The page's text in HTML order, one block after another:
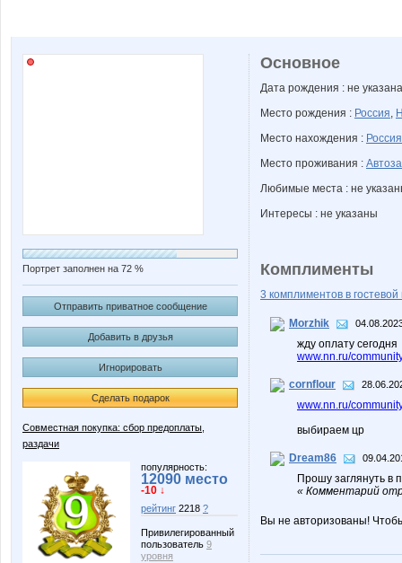
Портрет заполнен на 72 %
Отправить приватное сообщение
Добавить в друзья
Игнорировать
Сделать подарок
Совместная покупка: сбор предоплаты,
раздачи
популярность:
12090 место
-10 ↓
рейтинг 2218 ?
Привилегированный
пользователь 9
уровня
Основное
Дата рождения : не указана
Место рождения : Россия,
Место нахождения : Россия
Место проживания :
Любимые места : не
Интересы : не указаны
Комплименты
3 комплиментов в гостевой
Morzhik
жду оплату сегодня
www.nn.ru/
cornflour
www.nn.ru/
выбираем цр
Dream86
Прошу заглянуть в
« Комментарий
Вы не авторизованы!